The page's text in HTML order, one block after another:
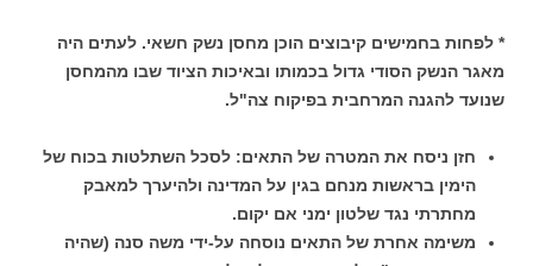
* לפחות בחמישים קיבוצים הוכן מחסן נשק חשאי. לעתים היה
מאגר הנשק הסודי גדול בכמותו ובאיכות הציוד שבו מהמחסן
שנועד להגנה המרחבית בפיקוח צה"ל.
חזן ניסח את המטרה של התאים: לסכל השתלטות בכוח של
הימין בראשות מנחם בגין על המדינה ולהיערך למאבק
מחתרתי נגד שלטון ימני אם יקום.
משימה אחרת של התאים נוסחה על-ידי משה סנה (שהיה